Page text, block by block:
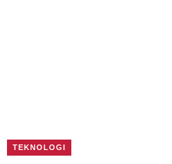
TEKNOLOGI